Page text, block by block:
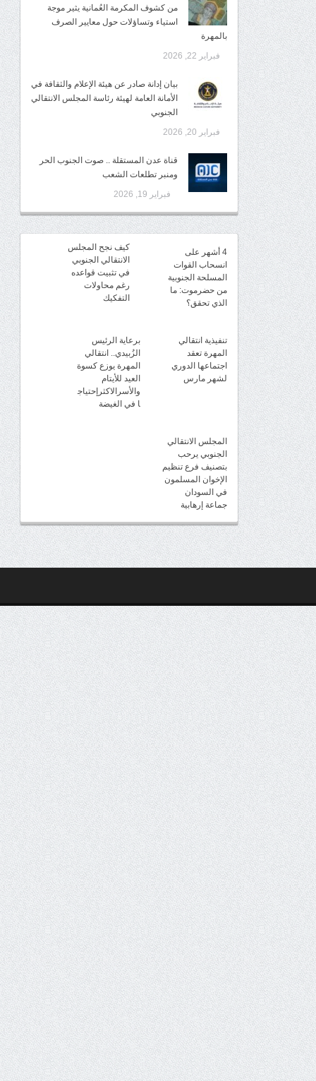
من كشوف المكرمة العُمانية يثير موجة
استياء وتساؤلات حول معايير الصرف
بالمهرة
فبراير 22, 2026
بيان إدانة صادر عن هيئة الإعلام والثقافة في
الأمانة العامة لهيئة رئاسة المجلس الانتقالي
الجنوبي
فبراير 20, 2026
قناة عدن المستقلة .. صوت الجنوب الحر
ومنبر تطلعات الشعب
فبراير 19, 2026
4 أشهر على
انسحاب القوات
المسلحة الجنوبية
من حضرموت: ما
الذي تحقق؟
كيف نجح المجلس
الانتقالي الجنوبي
في تثبيت قواعده
رغم محاولات
التفكيك
تنفيذية انتقالي
المهرة تعقد
اجتماعها الدوري
لشهر مارس
برعاية الرئيس
الزُبيدي.. انتقالي
المهرة يوزع كسوة
العيد للأيتام
والأسرالاكثرإحتياج
ا في الغيضة
المجلس الانتقالي
الجنوبي يرحب
بتصنيف فرع تنظيم
الإخوان المسلمون
في السودان
جماعة إرهابية